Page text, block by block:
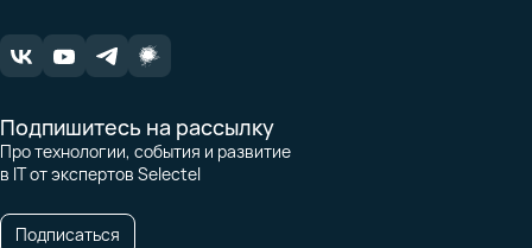
Подпишитесь на рассылку
Про технологии, события и развитие
в IT от экспертов Selectel
Подписаться